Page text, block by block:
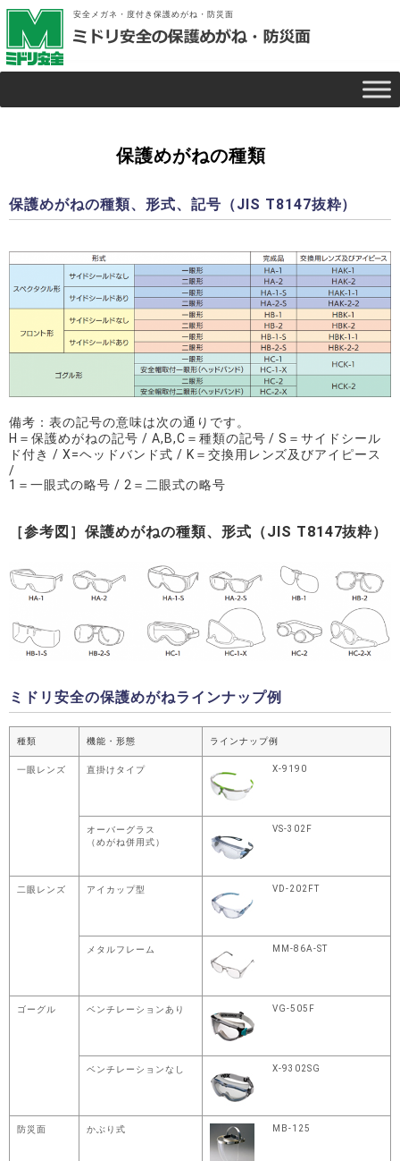
安全メガネ・度付き保護めがね・防災面
保護めがねの種類
保護めがねの種類、形式、記号（JIS T8147抜粋）
備考：表の記号の意味は次の通りです。
H＝保護めがねの記号 / A,B,C＝種類の記号 / S＝サイドシール
ド付き / X=ヘッドバンド式 / K＝交換用レンズ及びアイピース
/
1＝一眼式の略号 / 2＝二眼式の略号
［参考図］保護めがねの種類、形式（JIS T8147抜粋）
ミドリ安全の保護めがねラインナップ例
種類 機能・形態 ラインナップ例
一眼レンズ 直掛けタイプ X-9190
オーバーグラス
（めがね併用式）
VS-302F
二眼レンズ アイカップ型 VD-202FT
メタルフレーム MM-86A-ST
ゴーグル ベンチレーションあり VG-505F
ベンチレーションなし X-9302SG
防災面 かぶり式 MB-125